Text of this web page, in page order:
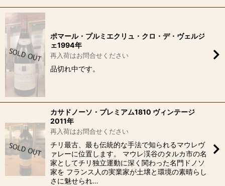
ポマール・プルミエクリュ・クロ・デ・ヴェルジ
ェ1994年
再入荷はお問合せください
品切れ中です。
カサドノーソ・プレミアム1810 ヴィンテージ
2011年
再入荷はお問合せください
チリ最古、最も伝統的な手法で知られるマウレヴ
ァレーに位置します。 マウレ渓谷のタルカ市の名
家としてチリ独立運動に深く関わった名門ドノソ
家を フランス人の実業家が土壌と環境の素晴らし
さに魅せられ…